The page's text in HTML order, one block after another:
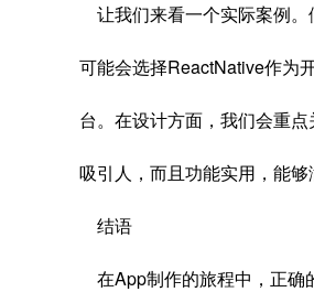
让我们来看一个实际案例
可能会选择ReactNative作为
台。在设计方面，我们会重
吸引人，而且功能实用，能够
结语
在App制作的旅程中，正确